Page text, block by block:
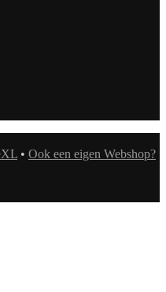
• Ook een eigen Webshop?